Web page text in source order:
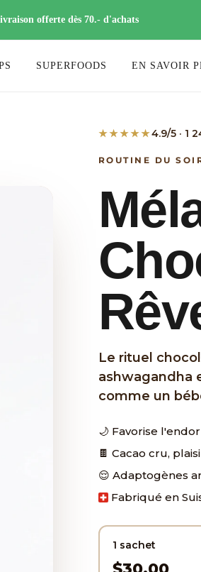
offerte dès 70.- d'achats
SUPERFOODS EN SAVOIR
★★★★★4.9/5 · 1
ROUTINE DU
Le rituel
ashwagandha
comme un
🌙 Favorise
🍫 Cacao cru,
😌 Adaptogènes
Fabriqué en
1 sachet